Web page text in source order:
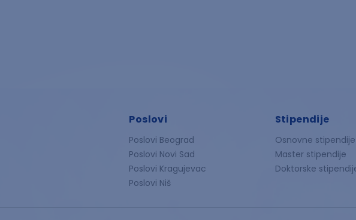
Poslovi
Poslovi Beograd
Poslovi Novi Sad
Poslovi Kragujevac
Poslovi Niš
Stipendije
Osnovne stipendije
Master stipendije
Doktorske